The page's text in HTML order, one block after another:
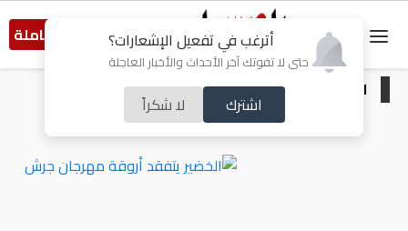
أترغب في تفعيل الإشعارات؟
حتى لا تفوتك آخر الأحداث والأخبار العاجلة
اشترك لا شكراً
النسخة الكاملة
الرئيسية خبر و صورة